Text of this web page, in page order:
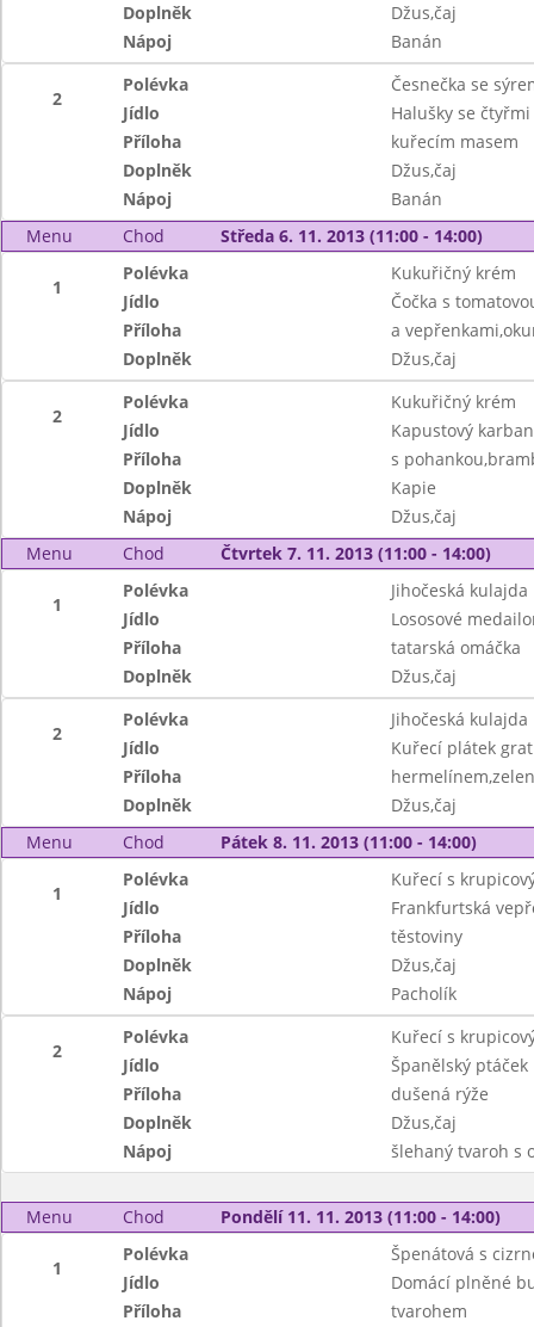
Doplněk
Džus,čaj
Nápoj
Banán
2
Polévka
Česnečka se
Jídlo
Halušky se
Příloha
kuřecím masem
Doplněk
Džus,čaj
Nápoj
Banán
Menu
Chod Středa 6. 11. 2013 (11:00 - 14:00)
1
Polévka
Kukuřičný krém
Jídlo
Čočka s
Příloha
a
Doplněk
Džus,čaj
2
Polévka
Kukuřičný krém
Jídlo
Kapustový
Příloha
s
Doplněk
Kapie
Nápoj
Džus,čaj
Menu
Chod Čtvrtek 7. 11. 2013 (11:00 - 14:00)
1
Polévka
Jihočeská kulajda
Jídlo
Lososové
Příloha
tatarská omáčka
Doplněk
Džus,čaj
2
Polévka
Jihočeská kulajda
Jídlo
Kuřecí plátek
Příloha
Doplněk
Džus,čaj
Menu
Chod Pátek 8. 11. 2013 (11:00 - 14:00)
1
Polévka
Kuřecí s
Jídlo
Frankfurtská
Příloha
těstoviny
Doplněk
Džus,čaj
Nápoj
Pacholík
2
Polévka
Kuřecí s
Jídlo
Španělský ptáček
Příloha
dušená rýže
Doplněk
Džus,čaj
Nápoj
šlehaný tvaroh s
Menu Chod Pondělí 11. 11. 2013 (11:00 - 14:00)
1
Polévka
Špenátová s
Jídlo
Domácí plněné
Příloha
tvarohem